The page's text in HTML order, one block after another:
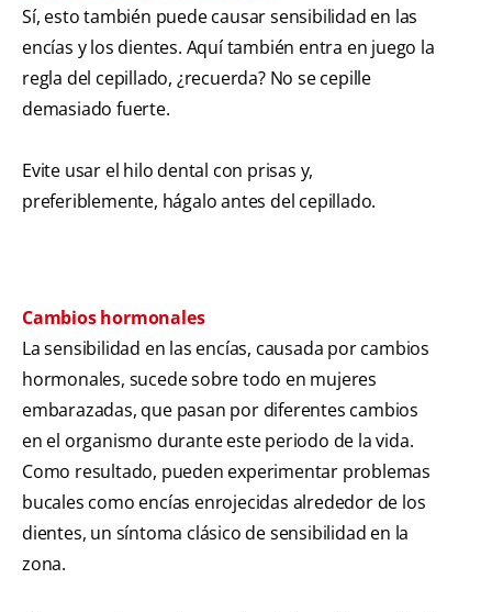
Sí, esto también puede causar sensibilidad en las
encías y los dientes. Aquí también entra en juego la
regla del cepillado, ¿recuerda? No se cepille
demasiado fuerte.
Evite usar el hilo dental con prisas y,
preferiblemente, hágalo antes del cepillado.
Cambios hormonales
La sensibilidad en las encías, causada por cambios
hormonales, sucede sobre todo en mujeres
embarazadas, que pasan por diferentes cambios
en el organismo durante este periodo de la vida.
Como resultado, pueden experimentar problemas
bucales como encías enrojecidas alrededor de los
dientes, un síntoma clásico de sensibilidad en la
zona.